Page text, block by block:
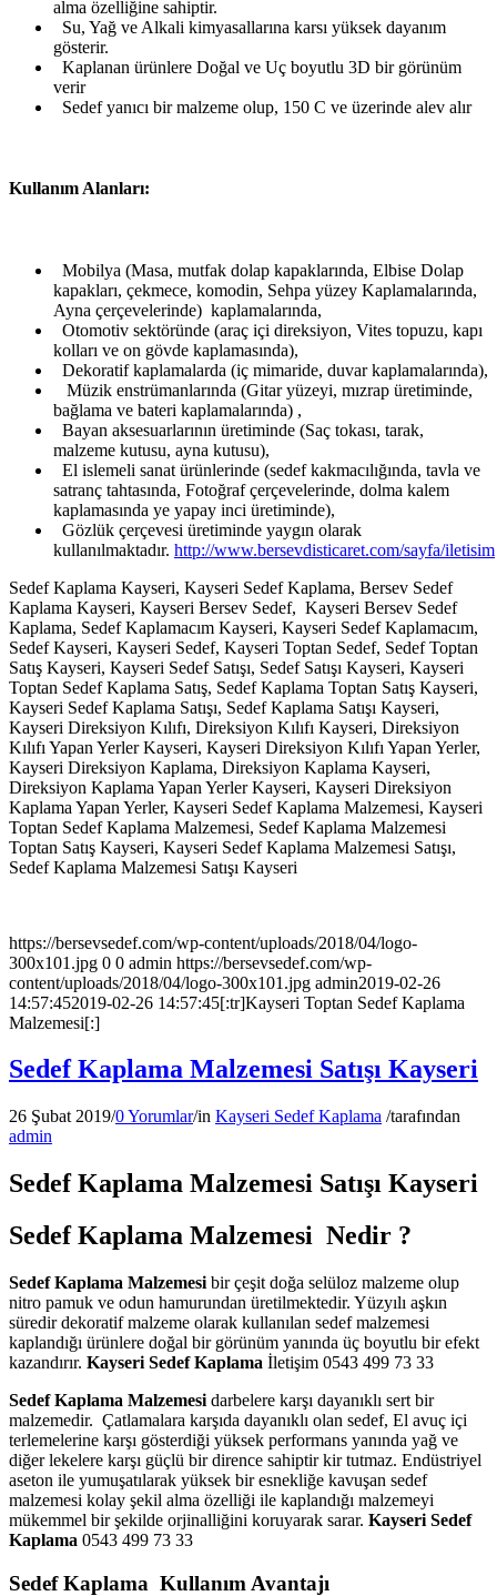
alma özelliğine sahiptir.
Su, Yağ ve Alkali kimyasallarına karsı yüksek dayanım
gösterir.
Kaplanan ürünlere Doğal ve Uç boyutlu 3D bir görünüm
verir
Sedef yanıcı bir malzeme olup, 150 C ve üzerinde alev alır
Kullanım Alanları:
Mobilya (Masa, mutfak dolap kapaklarında, Elbise Dolap
kapakları, çekmece, komodin, Sehpa yüzey Kaplamalarında,
Ayna çerçevelerinde) kaplamalarında,
Otomotiv sektöründe (araç içi direksiyon, Vites topuzu, kapı
kolları ve on gövde kaplamasında),
Dekoratif kaplamalarda (iç mimaride, duvar kaplamalarında),
Müzik enstrümanlarında (Gitar yüzeyi, mızrap üretiminde,
bağlama ve bateri kaplamalarında) ,
Bayan aksesuarlarının üretiminde (Saç tokası, tarak,
malzeme kutusu, ayna kutusu),
El islemeli sanat ürünlerinde (sedef kakmacılığında, tavla ve
satranç tahtasında, Fotoğraf çerçevelerinde, dolma kalem
kaplamasında ye yapay inci üretiminde),
Gözlük çerçevesi üretiminde yaygın olarak
kullanılmaktadır. http://www.bersevdisticaret.com/sayfa/iletisim
Sedef Kaplama Kayseri, Kayseri Sedef Kaplama, Bersev Sedef
Kaplama Kayseri, Kayseri Bersev Sedef, Kayseri Bersev Sedef
Kaplama, Sedef Kaplamacım Kayseri, Kayseri Sedef Kaplamacım,
Sedef Kayseri, Kayseri Sedef, Kayseri Toptan Sedef, Sedef Toptan
Satış Kayseri, Kayseri Sedef Satışı, Sedef Satışı Kayseri, Kayseri
Toptan Sedef Kaplama Satış, Sedef Kaplama Toptan Satış Kayseri,
Kayseri Sedef Kaplama Satışı, Sedef Kaplama Satışı Kayseri,
Kayseri Direksiyon Kılıfı, Direksiyon Kılıfı Kayseri, Direksiyon
Kılıfı Yapan Yerler Kayseri, Kayseri Direksiyon Kılıfı Yapan Yerler,
Kayseri Direksiyon Kaplama, Direksiyon Kaplama Kayseri,
Direksiyon Kaplama Yapan Yerler Kayseri, Kayseri Direksiyon
Kaplama Yapan Yerler, Kayseri Sedef Kaplama Malzemesi, Kayseri
Toptan Sedef Kaplama Malzemesi, Sedef Kaplama Malzemesi
Toptan Satış Kayseri, Kayseri Sedef Kaplama Malzemesi Satışı,
Sedef Kaplama Malzemesi Satışı Kayseri
https://bersevsedef.com/wp-content/uploads/2018/04/logo-
300x101.jpg 0 0 admin https://bersevsedef.com/wp-
content/uploads/2018/04/logo-300x101.jpg admin2019-02-26
14:57:452019-02-26 14:57:45[:tr]Kayseri Toptan Sedef Kaplama
Malzemesi[:]
Sedef Kaplama Malzemesi Satışı Kayseri
26 Şubat 2019/0 Yorumlar/in Kayseri Sedef Kaplama /tarafından
admin
Sedef Kaplama Malzemesi Satışı Kayseri
Sedef Kaplama Malzemesi Nedir ?
Sedef Kaplama Malzemesi bir çeşit doğa selüloz malzeme olup
nitro pamuk ve odun hamurundan üretilmektedir. Yüzyılı aşkın
süredir dekoratif malzeme olarak kullanılan sedef malzemesi
kaplandığı ürünlere doğal bir görünüm yanında üç boyutlu bir efekt
kazandırır. Kayseri Sedef Kaplama İletişim 0543 499 73 33
Sedef Kaplama Malzemesi darbelere karşı dayanıklı sert bir
malzemedir. Çatlamalara karşıda dayanıklı olan sedef, El avuç içi
terlemelerine karşı gösterdiği yüksek performans yanında yağ ve
diğer lekelere karşı güçlü bir dirence sahiptir kir tutmaz. Endüstriyel
aseton ile yumuşatılarak yüksek bir esnekliğe kavuşan sedef
malzemesi kolay şekil alma özelliği ile kaplandığı malzemeyi
mükemmel bir şekilde orjinalliğini koruyarak sarar. Kayseri Sedef
Kaplama 0543 499 73 33
Sedef Kaplama Kullanım Avantajı